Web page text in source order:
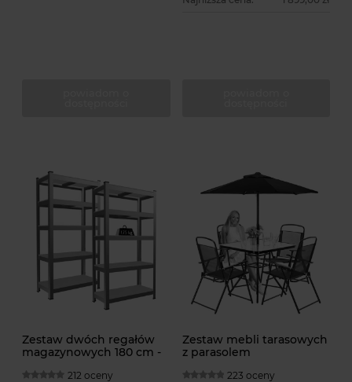
Zestaw dwóch regałów
magazynowych 180 cm -
212 oceny
Zestaw mebli tarasowych
z parasolem
223 oceny